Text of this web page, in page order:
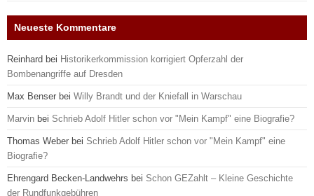
Neueste Kommentare
Reinhard bei Historikerkommission korrigiert Opferzahl der
Bombenangriffe auf Dresden
Max Benser bei Willy Brandt und der Kniefall in Warschau
Marvin bei Schrieb Adolf Hitler schon vor "Mein Kampf" eine Biografie?
Thomas Weber bei Schrieb Adolf Hitler schon vor "Mein Kampf" eine
Biografie?
Ehrengard Becken-Landwehrs bei Schon GEZahlt – Kleine Geschichte
der Rundfunkgebühren